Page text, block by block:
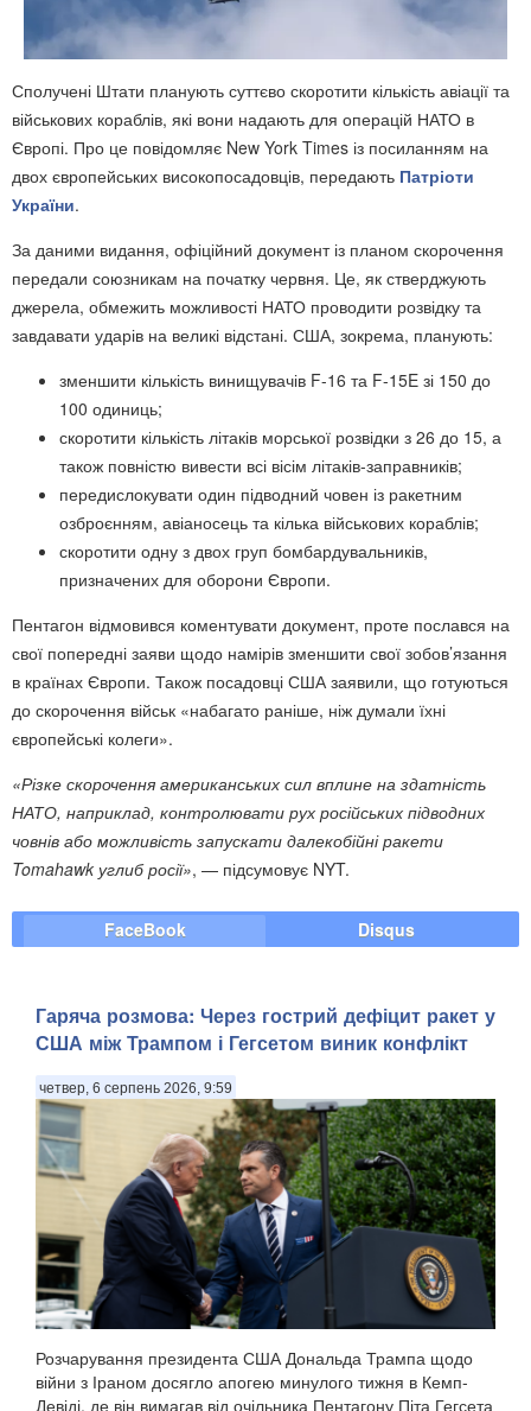
Сполучені Штати планують суттєво скоротити кількість авіації та
військових кораблів, які вони надають для операцій НАТО в
Європі. Про це повідомляє New York Times із посиланням на
двох європейських високопосадовців, передають Патріоти
України.
За даними видання, офіційний документ із планом скорочення
передали союзникам на початку червня. Це, як стверджують
джерела, обмежить можливості НАТО проводити розвідку та
завдавати ударів на великі відстані. США, зокрема, планують:
зменшити кількість винищувачів F-16 та F-15E зі 150 до
100 одиниць;
скоротити кількість літаків морської розвідки з 26 до 15, а
також повністю вивести всі вісім літаків-заправників;
передислокувати один підводний човен із ракетним
озброєнням, авіаносець та кілька військових кораблів;
скоротити одну з двох груп бомбардувальників,
призначених для оборони Європи.
Пентагон відмовився коментувати документ, проте послався на
свої попередні заяви щодо намірів зменшити свої зобов’язання
в країнах Європи. Також посадовці США заявили, що готуються
до скорочення військ «набагато раніше, ніж думали їхні
європейські колеги».
«Різке скорочення американських сил вплине на здатність
НАТО, наприклад, контролювати рух російських підводних
човнів або можливість запускати далекобійні ракети
Tomahawk углиб росії», — підсумовує NYT.
FaceBook Disqus
Гаряча розмова: Через гострий дефіцит ракет у
США між Трампом і Гегсетом виник конфлікт
четвер, 6 серпень 2026, 9:59
Розчарування президента США Дональда Трампа щодо
війни з Іраном досягло апогею минулого тижня в Кемп-
Девіді, де він вимагав від очільника Пентагону Піта Гегсета